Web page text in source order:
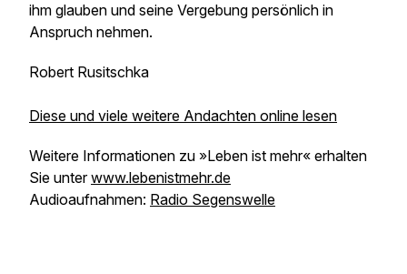
ihm glauben und seine Vergebung persönlich in
Anspruch nehmen.
Robert Rusitschka
Diese und viele weitere Andachten online lesen
Weitere Informationen zu »Leben ist mehr« erhalten
Sie unterwww.lebenistmehr.de
Audioaufnahmen: Radio Segenswelle